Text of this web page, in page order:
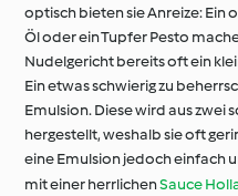
optisch bieten sie Anreize: Ein
Öl oder ein Tupfer Pesto
Nudelgericht bereits oft ein
Ein etwas schwierig zu
Emulsion. Diese wird aus zwei
hergestellt, weshalb sie oft
eine Emulsion jedoch einfach
mit einer herrlichenSauce